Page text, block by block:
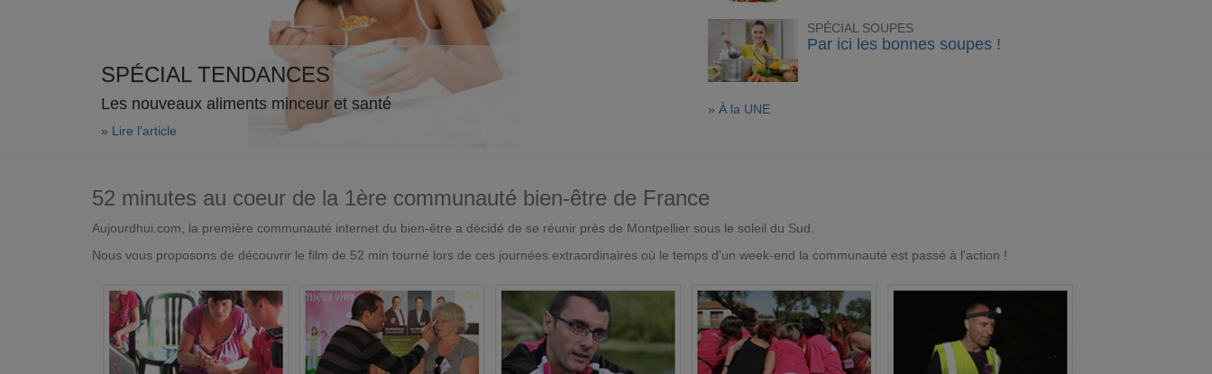
SPÉCIAL TENDANCES
Les nouveaux aliments minceur et santé
» Lire l'article
SPÉCIAL SOUPES
Par ici les bonnes soupes !
» À la UNE
52 minutes au coeur de la 1ère communauté bien-être de France
Aujourdhui.com, la première communauté internet du bien-être a décidé de se réunir près de Montpellier sous le soleil du Sud.
Nous vous proposons de découvrir le film de 52 min tourné lors de ces journées extraordinaires où le temps d'un week-end la communauté est passé à l'action !